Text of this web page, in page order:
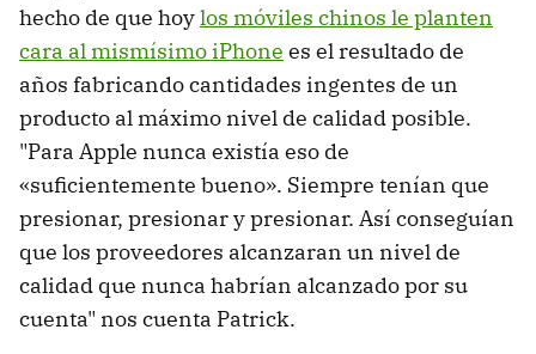
hecho de que hoylos móviles chinos le planten
cara al mismísimo iPhone es el resultado de
años fabricando cantidades ingentes de un
producto al máximo nivel de calidad posible.
"Para Apple nunca existía eso de
«suficientemente bueno». Siempre tenían que
presionar, presionar y presionar. Así conseguían
que los proveedores alcanzaran un nivel de
calidad que nunca habrían alcanzado por su
cuenta" nos cuenta Patrick.